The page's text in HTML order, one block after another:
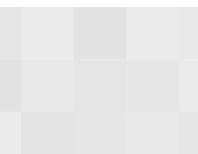
試写会・プレゼント